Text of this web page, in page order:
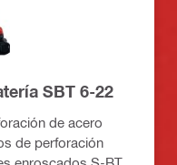
SBT 6-22
de acero
de perforación